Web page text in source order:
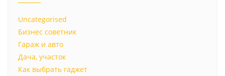
Uncategorised
Бизнес советник
Гараж и авто
Дача, участок
Как выбрать гаджет